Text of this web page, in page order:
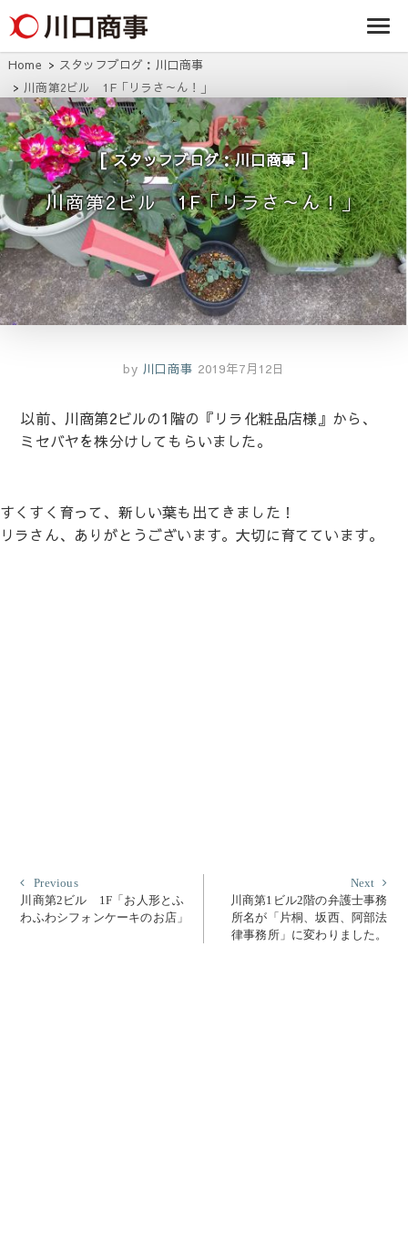
事株式
会社
アパート・マンシ
ョン・マンショ
ン・店舗・事務所
社
Home
スタッフブログ：川口商事
川商第2ビル 1F「リラさ～ん！」
スタッフブログ：川口商事
川商第2ビル 1F「リラさ～ん！」
by 川口商事 2019年7月12日
以前、川商第2ビルの1階の『リラ化粧品店様』から、
ミセバヤを株分けしてもらいました。
すくすく育って、新しい葉も出てきました！
リラさん、ありがとうございます。大切に育てています。
投
稿
ナ
PreviousPrevious
post:
川商第2ビル 1F「お人形とふ
わふわシフォンケーキのお店」
Next
川商第1ビル2階の弁護士事務
所名が「片桐、坂西、阿部法
律事務所」に変わりました。